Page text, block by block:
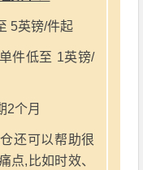
5英镑/件起
件低至 1英镑/
2个月
还可以帮助很
点,比如时效、